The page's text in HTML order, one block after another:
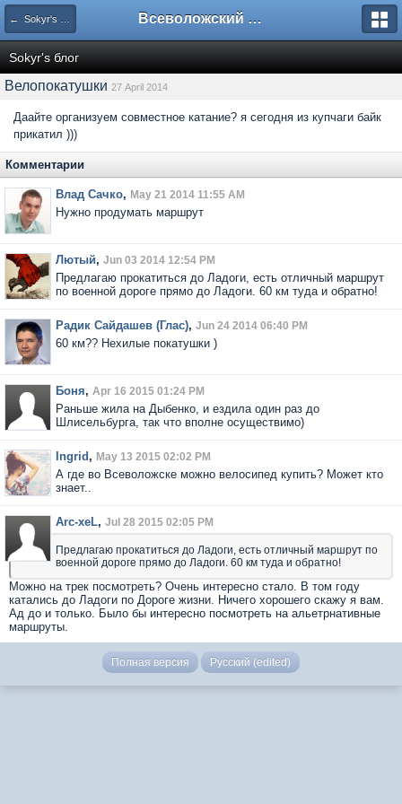
← Sokyr's блог Всеволожский форум
Sokyr's блог
Велопокатушки 27 April 2014
Даайте организуем совместное катание? я сегодня из купчаги байк
прикатил )))
Комментарии
Влад Сачко, May 21 2014 11:55 AM
Нужно продумать маршрут
Лютый, Jun 03 2014 12:54 PM
Предлагаю прокатиться до Ладоги, есть отличный маршрут
по военной дороге прямо до Ладоги. 60 км туда и обратно!
Радик Сайдашев (Глас), Jun 24 2014 06:40 PM
60 км?? Нехилые покатушки )
Боня, Apr 16 2015 01:24 PM
Раньше жила на Дыбенко, и ездила один раз до
Шлисельбурга, так что вполне осуществимо)
Ingrid , May 13 2015 02:02 PM
А где во Всеволожске можно велосипед купить? Может кто
знает..
Arc-xeL, Jul 28 2015 02:05 PM
Предлагаю прокатиться до Ладоги, есть отличный маршрут по
военной дороге прямо до Ладоги. 60 км туда и обратно!
Можно на трек посмотреть? Очень интересно стало. В том году
катались до Ладоги по Дороге жизни. Ничего хорошего скажу я вам.
Ад до и только. Было бы интересно посмотреть на альетрнативные
маршруты.
Полная версия Русский (edited)